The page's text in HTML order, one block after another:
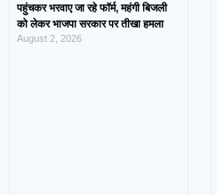
पहुंचकर भरवाए जा रहे फॉर्म, महंगी बिजली
को लेकर भाजपा सरकार पर तीखा हमला
August 2, 2026